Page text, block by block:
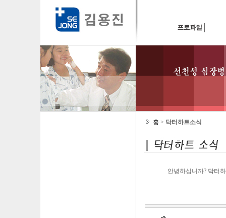
홈 > 닥터하트소식
안녕하십니까? 닥터